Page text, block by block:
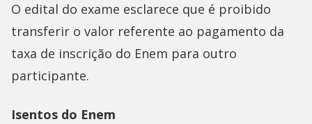
O edital do exame esclarece que é proibido
transferir o valor referente ao pagamento da
taxa de inscrição do Enem para outro
participante.
Isentos do Enem